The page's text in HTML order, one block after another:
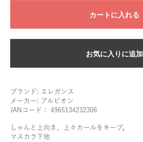
カートに入れる
お気に入りに追加
ブランド: エレガンス
メーカー: アルビオン
JANコード： 4965134232306
しゃんと上向き、上々カールをキープ。
マスカラ下地